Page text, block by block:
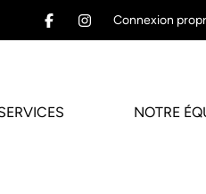
Connexion
NOTRE